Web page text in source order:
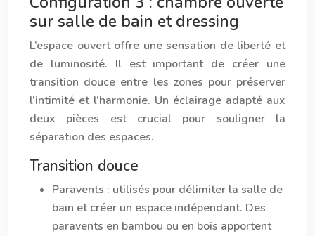
sur salle de bain et dressing
L’espace ouvert offre une sensation de liberté et
de luminosité. Il est important de créer une
transition douce entre les zones pour préserver
l’intimité et l’harmonie. Un éclairage adapté aux
deux pièces est crucial pour souligner la
séparation des espaces.
Transition douce
Paravents : utilisés pour délimiter la salle de
bain et créer un espace indépendant. Des
paravents en bambou ou en bois apportent